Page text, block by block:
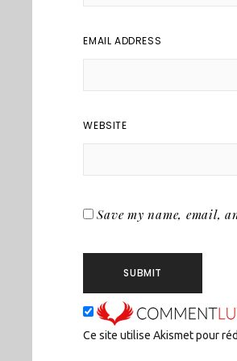
EMAIL ADDRESS
WEBSITE
Save my name, email,
Ce site utilise Akismet pour